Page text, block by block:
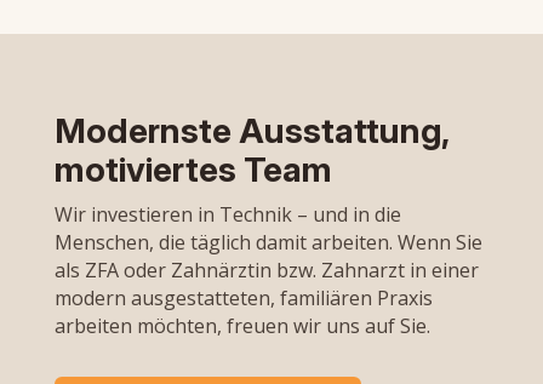
Modernste Ausstattung,
motiviertes Team
Wir investieren in Technik – und in die
Menschen, die täglich damit arbeiten. Wenn Sie
als ZFA oder Zahnärztin bzw. Zahnarzt in einer
modern ausgestatteten, familiären Praxis
arbeiten möchten, freuen wir uns auf Sie.